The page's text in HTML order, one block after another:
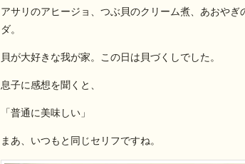
アサリのアヒージョ、つぶ貝のクリーム煮、あおやぎ
ダ。
貝が大好きな我が家。この日は貝づくしでした。
息子に感想を聞くと、
「普通に美味しい」
まあ、いつもと同じセリフですね。